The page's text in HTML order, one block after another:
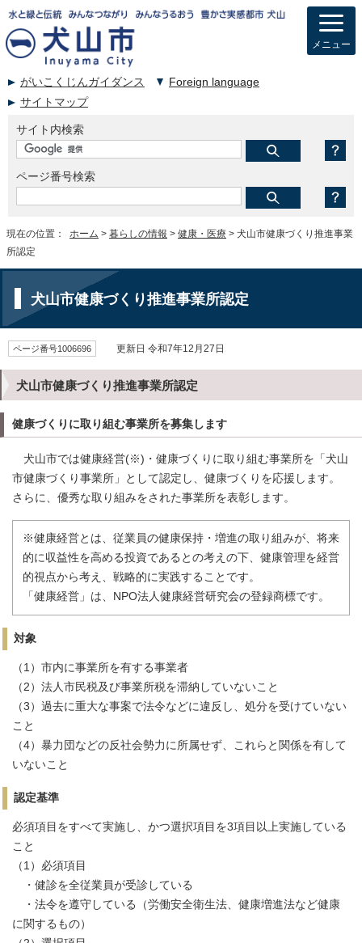
がいこくじんガイダンス
Foreign language
サイトマップ
サイト内検索
ページ番号検索
メニュー
現在の位置： ホーム > 暮らしの情報 > 健康・医療 > 犬山市健康づくり推進事業
所認定
犬山市健康づくり推進事業所認定
ページ番号1006696 更新日 令和7年12月27日
犬山市健康づくり推進事業所認定
健康づくりに取り組む事業所を募集します
犬山市では健康経営(※)・健康づくりに取り組む事業所を「犬山
市健康づくり事業所」として認定し、健康づくりを応援します。
さらに、優秀な取り組みをされた事業所を表彰します。
※健康経営とは、従業員の健康保持・増進の取り組みが、将来
的に収益性を高める投資であるとの考えの下、健康管理を経営
的視点から考え、戦略的に実践することです。
「健康経営」は、NPO法人健康経営研究会の登録商標です。
対象
（1）市内に事業所を有する事業者
（2）法人市民税及び事業所税を滞納していないこと
（3）過去に重大な事案で法令などに違反し、処分を受けていない
こと
（4）暴力団などの反社会勢力に所属せず、これらと関係を有して
いないこと
認定基準
必須項目をすべて実施し、かつ選択項目を3項目以上実施している
こと
（1）必須項目
・健診を全従業員が受診している
・法令を遵守している（労働安全衛生法、健康増進法など健康
に関するもの）